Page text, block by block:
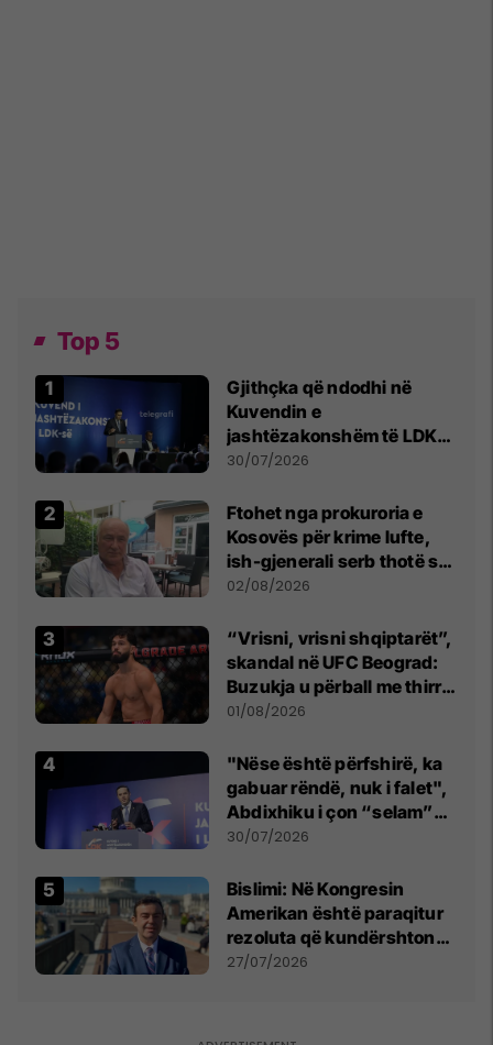
Top 5
Gjithçka që ndodhi në
Kuvendin e
jashtëzakonshëm të LDK-
së
30/07/2026
Ftohet nga prokuroria e
Kosovës për krime lufte,
ish-gjenerali serb thotë se
dikush e tradhtoi në
02/08/2026
“Vrisni, vrisni shqiptarët”,
skandal në UFC Beograd:
Buzukja u përball me thirrje
anti-shqiptare nga
01/08/2026
"Nëse është përfshirë, ka
gabuar rëndë, nuk i falet",
Abdixhiku i çon “selam”
Përparim Ramës
30/07/2026
Bislimi: Në Kongresin
Amerikan është paraqitur
rezoluta që kundërshton
mbajtjen e Asamblesë
27/07/2026